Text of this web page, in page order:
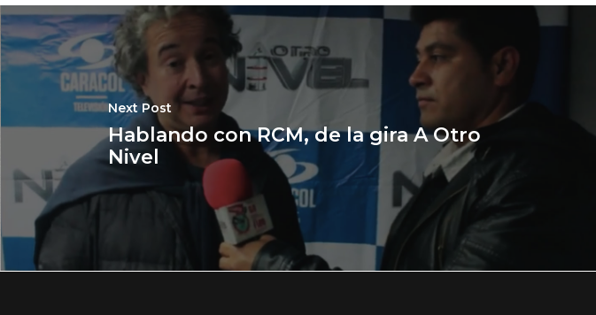
Next Post
Hablando con RCM, de la gira A Otro
Nivel